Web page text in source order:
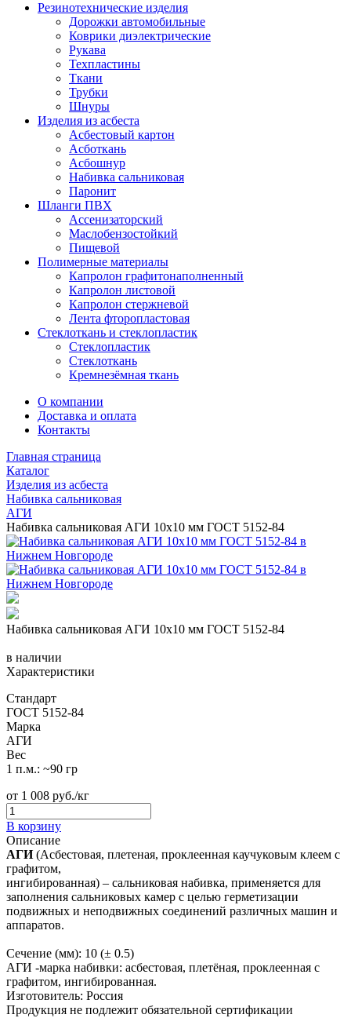
Резинотехнические изделия
Дорожки автомобильные
Коврики диэлектрические
Рукава
Техпластины
Ткани
Трубки
Шнуры
Изделия из асбеста
Асбестовый картон
Асботкань
Асбошнур
Набивка сальниковая
Паронит
Шланги ПВХ
Ассенизаторский
Маслобензостойкий
Пищевой
Полимерные материалы
Капролон графитонаполненный
Капролон листовой
Капролон стержневой
Лента фторопластовая
Стеклоткань и стеклопластик
Стеклопластик
Стеклоткань
Кремнезёмная ткань
О компании
Доставка и оплата
Контакты
Главная страница
Каталог
Изделия из асбеста
Набивка сальниковая
АГИ
Набивка сальниковая АГИ 10х10 мм ГОСТ 5152-84
Набивка сальниковая АГИ 10х10 мм ГОСТ 5152-84
в наличии
Характеристики
Стандарт
ГОСТ 5152-84
Марка
АГИ
Вес
1 п.м.: ~90 гр
от 1 008 руб./кг
В корзину
Описание
АГИ(Асбестовая, плетеная, проклеенная каучуковым клеем с
графитом,
ингибированная) – сальниковая набивка, применяется для
заполнения сальниковых камер с целью герметизации
подвижных и неподвижных соединений различных машин и
аппаратов.
Сечение (мм): 10 (± 0.5)
АГИ -марка набивки: асбестовая, плетёная, проклеенная с
графитом, ингибированная.
Изготовитель: Россия
Продукция не подлежит обязательной сертификации